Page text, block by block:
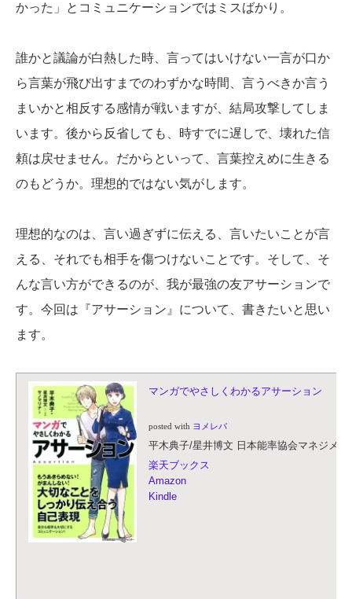
かった」とコミュニケーションではミスばかり。
誰かと議論が白熱した時、言ってはいけない一言が口か
ら言葉が飛び出すまでのわずかな時間、言うべきか言う
まいかと相反する感情が戦いますが、結局攻撃してしま
います。後から反省しても、時すでに遅しで、壊れた信
頼は戻せません。だからといって、言葉控えめに生きる
のもどうか。理想的ではない気がします。
理想的なのは、言い過ぎずに伝える、言いたいことが言
える、それでも相手を傷つけないことです。そして、そ
んな言い方ができるのが、我が最強の友アサーションで
す。今回は『アサーション』について、書きたいと思い
ます。
マンガでやさしくわかるアサーション
posted with ヨメレバ
平木典子/星井博文 日本能率協会マネジメ
楽天ブックス
Amazon
Kindle